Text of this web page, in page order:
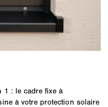
1 : le cadre fixe à
à votre protection solaire